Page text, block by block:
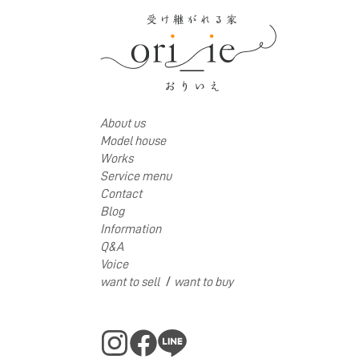
About us
Model house
Works
Service menu
Contact
Blog
Information
Q&A
Voice
want to sell / want to buy